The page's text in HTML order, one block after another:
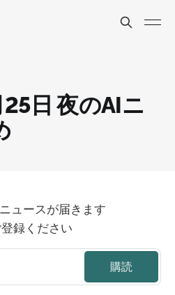
日 夜のAIニ
ュースが届きます
録ください